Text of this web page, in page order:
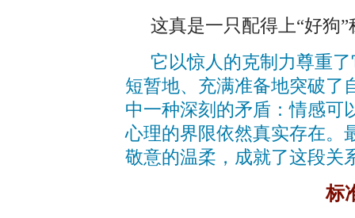
这真是一只配得上“好狗
它以惊人的克制力尊重
短暂地、充满准备地突破了
中一种深刻的矛盾：情感可
心理的界限依然真实存在。
敬意的温柔，成就了这段关
标